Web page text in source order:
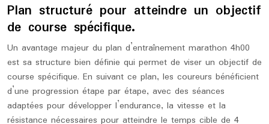
Plan structuré pour atteindre un objectif
de course spécifique.
Un avantage majeur du plan d’entraînement marathon 4h00
est sa structure bien définie qui permet de viser un objectif de
course spécifique. En suivant ce plan, les coureurs bénéficient
d’une progression étape par étape, avec des séances
adaptées pour développer l’endurance, la vitesse et la
résistance nécessaires pour atteindre le temps cible de 4